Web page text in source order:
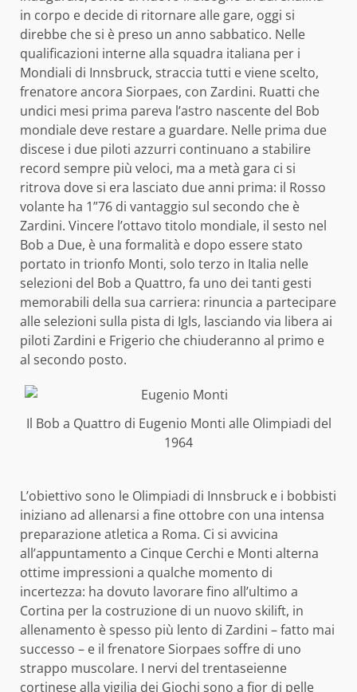
in corpo e decide di ritornare alle gare, oggi si
direbbe che si è preso un anno sabbatico. Nelle
qualificazioni interne alla squadra italiana per i
Mondiali di Innsbruck, straccia tutti e viene scelto,
frenatore ancora Siorpaes, con Zardini. Ruatti che
undici mesi prima pareva l’astro nascente del Bob
mondiale deve restare a guardare. Nelle prima due
discese i due piloti azzurri continuano a stabilire
record sempre più veloci, ma a metà gara ci si
ritrova dove si era lasciato due anni prima: il Rosso
volante ha 1”76 di vantaggio sul secondo che è
Zardini. Vincere l’ottavo titolo mondiale, il sesto nel
Bob a Due, è una formalità e dopo essere stato
portato in trionfo Monti, solo terzo in Italia nelle
selezioni del Bob a Quattro, fa uno dei tanti gesti
memorabili della sua carriera: rinuncia a partecipare
alle selezioni sulla pista di Igls, lasciando via libera ai
piloti Zardini e Frigerio che chiuderanno al primo e
al secondo posto.
Il Bob a Quattro di Eugenio Monti alle Olimpiadi del
1964
L’obiettivo sono le Olimpiadi di Innsbruck e i bobbisti
iniziano ad allenarsi a fine ottobre con una intensa
preparazione atletica a Roma. Ci si avvicina
all’appuntamento a Cinque Cerchi e Monti alterna
ottime impressioni a qualche momento di
incertezza: ha dovuto lavorare fino all’ultimo a
Cortina per la costruzione di un nuovo skilift, in
allenamento è spesso più lento di Zardini – fatto mai
successo – e il frenatore Siorpaes soffre di uno
strappo muscolare. I nervi del trentaseienne
cortinese alla vigilia dei Giochi sono a fior di pelle